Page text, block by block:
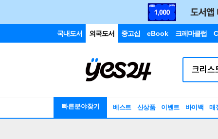
국내도서 외국도서 중고샵 eBook 크레마클럽
빠른분야찾기 베스트 신상품 이벤트 바이백 매